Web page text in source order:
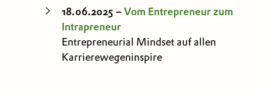
18.06.2025 –Vom Entrepreneur zum
Intrapreneur
Entrepreneurial Mindset auf allen
Karrierewegeninspire